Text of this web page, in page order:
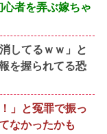
者を弄ぶ嫁ちゃ
してるｗｗ」と
を握られてる恐
」と冤罪で振っ
なかったかも